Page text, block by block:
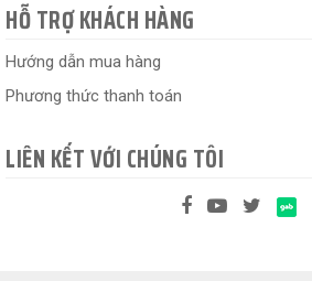
HỖ TRỢ KHÁCH HÀNG
Hướng dẫn mua hàng
Phương thức thanh toán
LIÊN KẾT VỚI CHÚNG TÔI